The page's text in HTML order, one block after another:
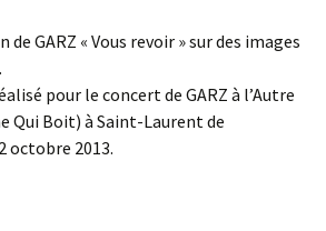
GARZ « Vous revoir » sur des images
pour le concert de GARZ à l’Autre
Qui Boit) à Saint-Laurent de
octobre 2013.